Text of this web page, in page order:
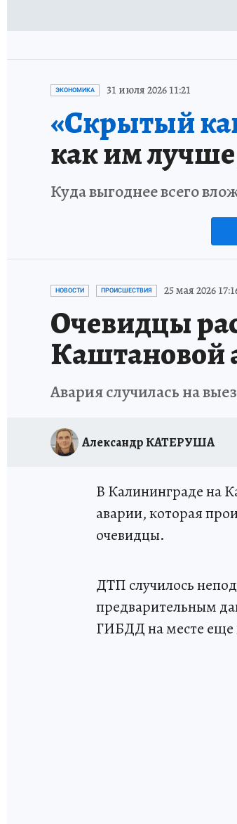
ЭКОНОМИКА 31 июля 2026 11:21
«Скрытый
как им
Куда выгоднее всего
НОВОСТИ ПРОИСШЕСТВИЯ 25 мая 2026
Очевидцы
Каштановой
Авария случилась на
Александр КАТЕРУША
В Калининграде на
аварии, которая
очевидцы.
ДТП случилось
предварительным
ГИБДД на месте еще